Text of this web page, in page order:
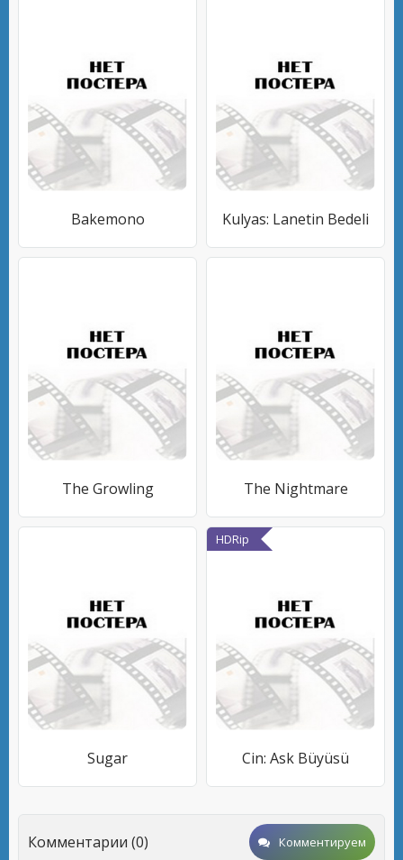
Bakemono Kulyas: Lanetin Bedeli
The Growling The Nightmare
Sugar
HDRip
Cin: Ask Büyüsü
Комментарии (0) Комментируем